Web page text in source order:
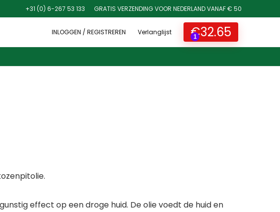
+31 (0) 6-267 53 133 GRATIS VERZENDING VOOR NEDERLAND VANAF € 50
INLOGGEN / REGISTREREN Verlanglijst
1
€32.65
effect op een droge huid. De olie voedt de huid en